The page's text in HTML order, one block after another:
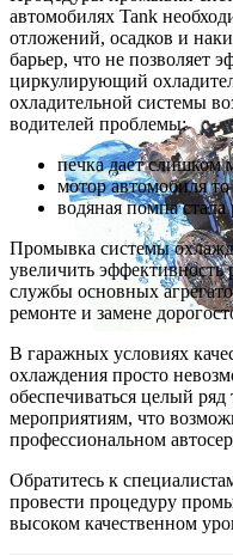
автомобилях Tank
отложений, осадков и
барьер, что не позволяет
циркулирующий
охладительной системы
водителей проблемы:
печка дает слишком
мотор автомобиля то
водяная помпа стала
Промывка системы
увеличить эффективность
службы основных
ремонте и замене
В гаражных условиях
охлаждения просто
обеспечиваться целый
мероприятиям, что
профессиональном
Обратитесь к
провести процедуру
высоком качественном